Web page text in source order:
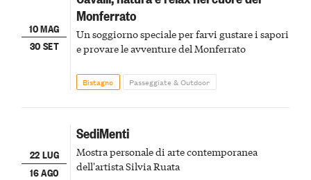
10 MAG
30 SET
Monferrato
Un soggiorno speciale per farvi gustare i sapori
e provare le avventure del Monferrato
Bistagno Passeggiate & Outdoor
22 LUG
16 AGO
SediMenti
Mostra personale di arte contemporanea
dell'artista Silvia Ruata